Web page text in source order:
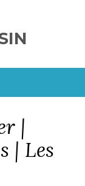
|
| Les